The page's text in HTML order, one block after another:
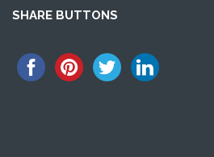
SHARE BUTTONS